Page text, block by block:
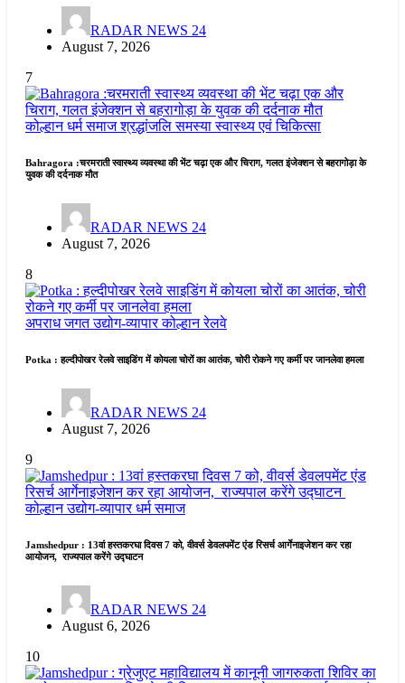
RADAR NEWS 24
August 7, 2026
7
कोल्हानधर्म समाजश्रद्धांजलिसमस्यास्वास्थ्य एवं चिकित्सा
Bahragora :चरमराती स्वास्थ्य व्यवस्था की भेंट चढ़ा एक और चिराग, गलत इंजेक्शन से बहरागोड़ा के
युवक की दर्दनाक मौत
RADAR NEWS 24
August 7, 2026
8
अपराध जगतउद्योग-व्यापारकोल्हानरेलवे
Potka : हल्दीपोखर रेलवे साइडिंग में कोयला चोरों का आतंक, चोरी रोकने गए कर्मी पर जानलेवा हमला
RADAR NEWS 24
August 7, 2026
9
कोल्हानउद्योग-व्यापारधर्म समाज
Jamshedpur : 13वां हस्तकरघा दिवस 7 को, वीवर्स डेवलपमेंट एंड रिसर्च आर्गेनाइजेशन कर रहा
आयोजन, राज्यपाल करेंगे उद्घाटन
RADAR NEWS 24
August 6, 2026
10